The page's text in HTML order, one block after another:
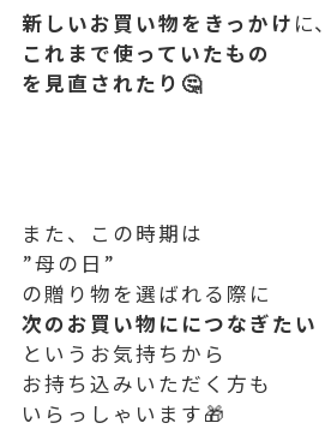
新しいお買い物をきっかけ に、
これまで使っていたもの
を見直されたり🤔
また、この時期は
”母の日”
の贈り物を選ばれる際に
次のお買い物ににつなぎたい
というお気持ちから
お持ち込みいただく方も
いらっしゃいます🎁